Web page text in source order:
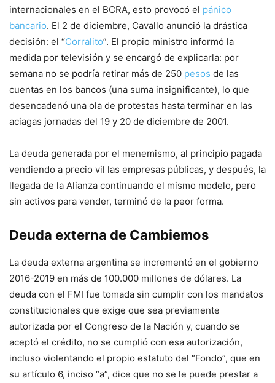
internacionales en el BCRA, esto provocó el pánico
bancario. El 2 de diciembre, Cavallo anunció la drástica
decisión: el “Corralito”. El propio ministro informó la
medida por televisión y se encargó de explicarla: por
semana no se podría retirar más de 250 pesos de las
cuentas en los bancos (una suma insignificante), lo que
desencadenó una ola de protestas hasta terminar en las
aciagas jornadas del 19 y 20 de diciembre de 2001.
La deuda generada por el menemismo, al principio pagada
vendiendo a precio vil las empresas públicas, y después, la
llegada de la Alianza continuando el mismo modelo, pero
sin activos para vender, terminó de la peor forma.
Deuda externa de Cambiemos
La deuda externa argentina se incrementó en el gobierno
2016-2019 en más de 100.000 millones de dólares. La
deuda con el FMI fue tomada sin cumplir con los mandatos
constitucionales que exige que sea previamente
autorizada por el Congreso de la Nación y, cuando se
aceptó el crédito, no se cumplió con esa autorización,
incluso violentando el propio estatuto del “Fondo”, que en
su artículo 6, inciso “a”, dice que no se le puede prestar a